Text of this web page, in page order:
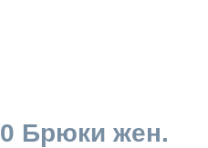
Брюки жен.